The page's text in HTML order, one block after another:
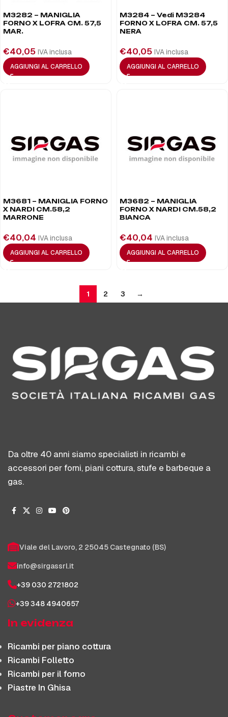
M3282 – MANIGLIA
FORNO X LOFRA CM. 57,5
MAR.
€40,05 IVA inclusa
AGGIUNGI AL CARRELLO
M3284 – Vedi M3284
FORNO X LOFRA CM. 57,5
NERA
€40,05 IVA inclusa
AGGIUNGI AL CARRELLO
M3681 – MANIGLIA FORNO
X NARDI CM.58,2
MARRONE
€40,04 IVA inclusa
AGGIUNGI AL CARRELLO
M3682 – MANIGLIA
FORNO X NARDI CM.58,2
BIANCA
€40,04 IVA inclusa
AGGIUNGI AL CARRELLO
1 2 3 →
Da oltre 40 anni siamo specialisti in ricambi e
accessori per forni, piani cottura, stufe e barbeque a
gas.
Viale del Lavoro, 2 25045 Castegnato (BS)
info@sirgassrl.it
+39 030 2721802
+39 348 4940657
In evidenza
Ricambi per piano cottura
Ricambi Folletto
Ricambi per il forno
Piastre In Ghisa